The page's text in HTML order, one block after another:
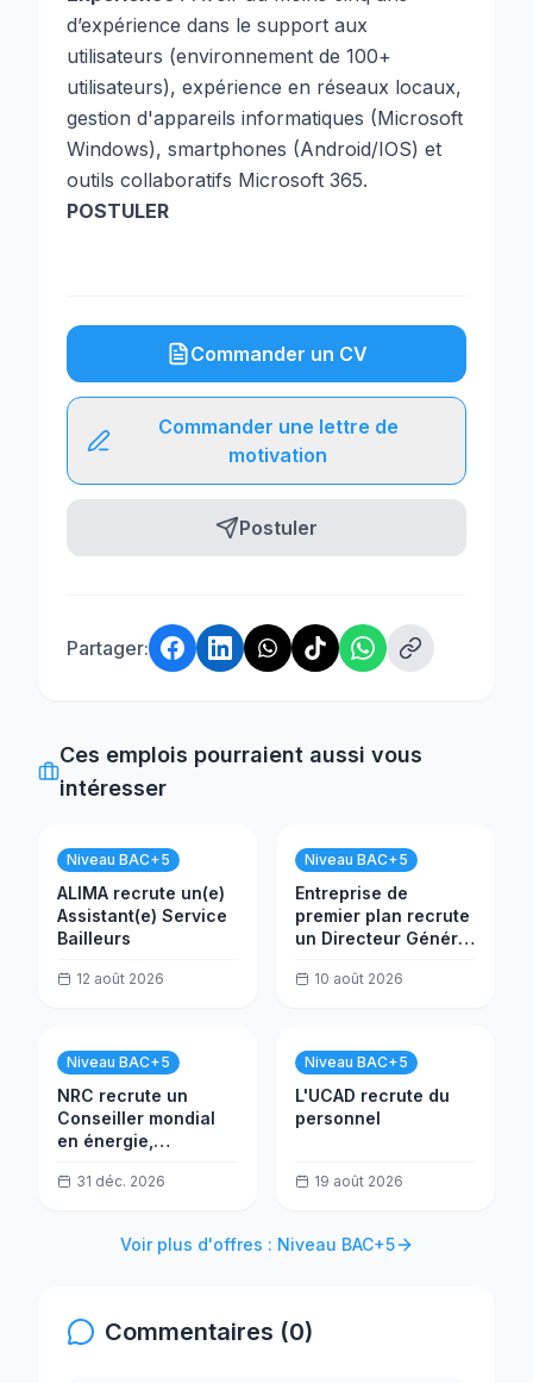
d’expérience dans le support aux
utilisateurs (environnement de 100+
utilisateurs), expérience en réseaux locaux,
gestion d'appareils informatiques (Microsoft
Windows), smartphones (Android/IOS) et
outils collaboratifs Microsoft 365.
POSTULER
Commander un CV
Commander une lettre de
motivation
Postuler
Partager:
Ces emplois pourraient aussi vous
intéresser
Niveau BAC+5
ALIMA recrute un(e)
Assistant(e) Service
Bailleurs
12 août 2026
Niveau BAC+5
Entreprise de
premier plan recrute
un Directeur Général
10 août 2026
Niveau BAC+5
NRC recrute un
Conseiller mondial
en énergie,
Afrique centrale et
31 déc. 2026
Niveau BAC+5
L'UCAD recrute du
personnel
19 août 2026
Voir plus d'offres : Niveau BAC+5
Commentaires (0)